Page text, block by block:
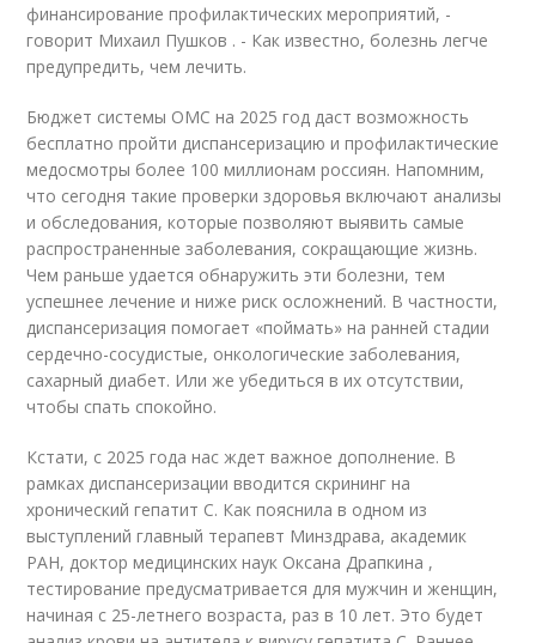
финансирование профилактических мероприятий, -
говорит Михаил Пушков . - Как известно, болезнь легче
предупредить, чем лечить.
Бюджет системы ОМС на 2025 год даст возможность
бесплатно пройти диспансеризацию и профилактические
медосмотры более 100 миллионам россиян. Напомним,
что сегодня такие проверки здоровья включают анализы
и обследования, которые позволяют выявить самые
распространенные заболевания, сокращающие жизнь.
Чем раньше удается обнаружить эти болезни, тем
успешнее лечение и ниже риск осложнений. В частности,
диспансеризация помогает «поймать» на ранней стадии
сердечно-сосудистые, онкологические заболевания,
сахарный диабет. Или же убедиться в их отсутствии,
чтобы спать спокойно.
Кстати, с 2025 года нас ждет важное дополнение. В
рамках диспансеризации вводится скрининг на
хронический гепатит С. Как пояснила в одном из
выступлений главный терапевт Минздрава, академик
РАН, доктор медицинских наук Оксана Драпкина ,
тестирование предусматривается для мужчин и женщин,
начиная с 25-летнего возраста, раз в 10 лет. Это будет